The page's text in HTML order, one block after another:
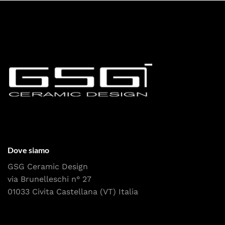
Dove siamo
GSG Ceramic Design
via Brunelleschi n° 27
01033 Civita Castellana (VT) Italia